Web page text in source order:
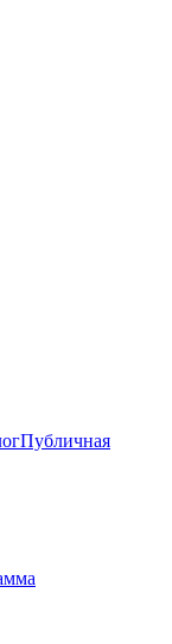
Публичная